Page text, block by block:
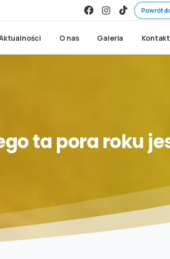
Powrót
O nas Galeria Kontakt
taporaroku